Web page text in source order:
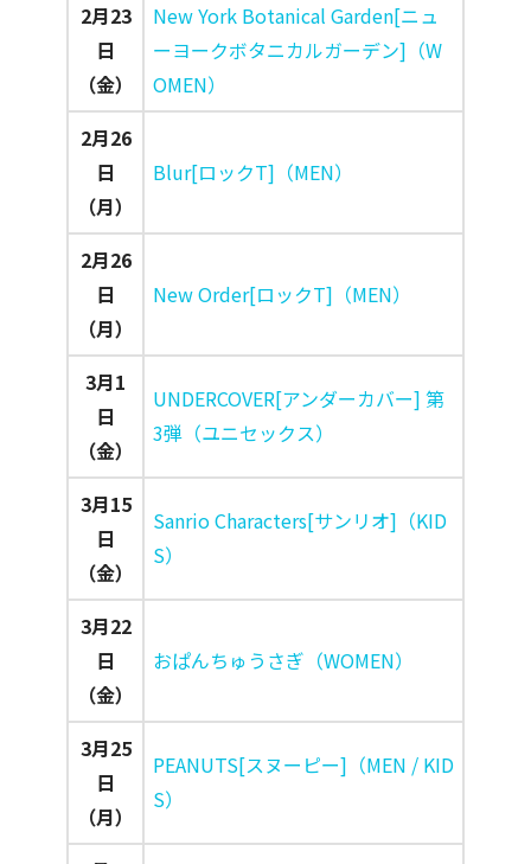
2月23
日
（金）
New York Botanical Garden[ニュ
ーヨークボタニカルガーデン]（W
OMEN）
2月26
日
（月）
Blur[ロックT]（MEN）
2月26
日
（月）
New Order[ロックT]（MEN）
3月1
日
（金）
UNDERCOVER[アンダーカバー] 第
3弾（ユニセックス）
3月15
日
（金）
Sanrio Characters[サンリオ]（KID
S）
3月22
日
（金）
おぱんちゅうさぎ（WOMEN）
3月25
日
（月）
PEANUTS[スヌーピー]（MEN / KID
S）